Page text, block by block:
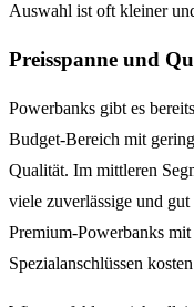
Auswahl ist oft kleiner
Preisspanne und
Powerbanks gibt es
Budget-Bereich mit
Qualität. Im mittleren
viele zuverlässige und
Premium-Powerbanks
Spezialanschlüssen